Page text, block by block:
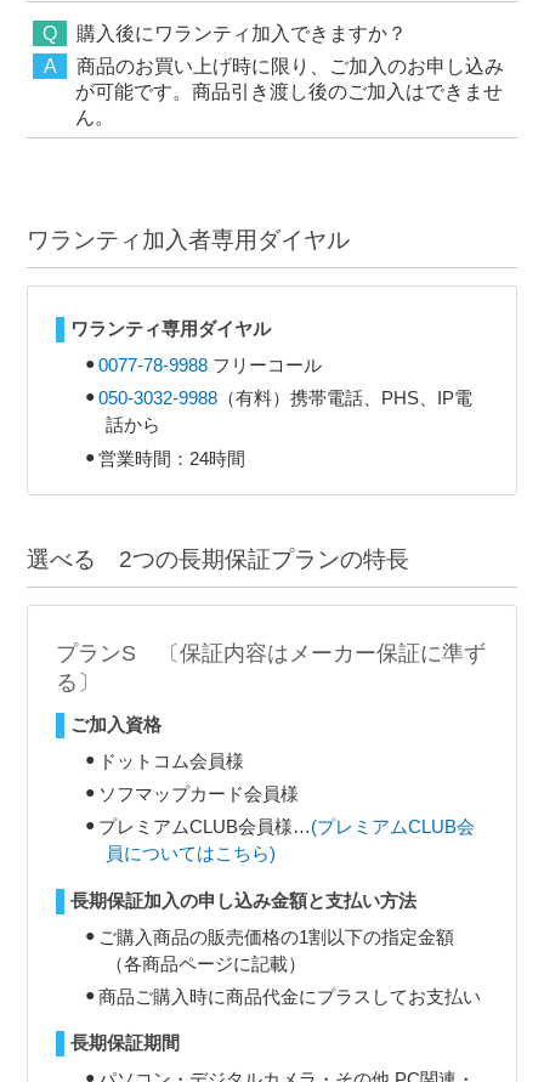
購入後にワランティ加入できますか？
商品のお買い上げ時に限り、ご加入のお申し込み
が可能です。商品引き渡し後のご加入はできませ
ん。
ワランティ加入者専用ダイヤル
ワランティ専用ダイヤル
0077-78-9988フリーコール
050-3032-9988（有料）携帯電話、PHS、IP電
話から
営業時間：24時間
選べる 2つの長期保証プランの特長
プランS 〔保証内容はメーカー保証に準ず
る〕
ご加入資格
ドットコム会員様
ソフマップカード会員様
プレミアムCLUB会員様…(プレミアムCLUB会
員についてはこちら)
長期保証加入の申し込み金額と支払い方法
ご購入商品の販売価格の1割以下の指定金額
（各商品ページに記載）
商品ご購入時に商品代金にプラスしてお支払い
長期保証期間